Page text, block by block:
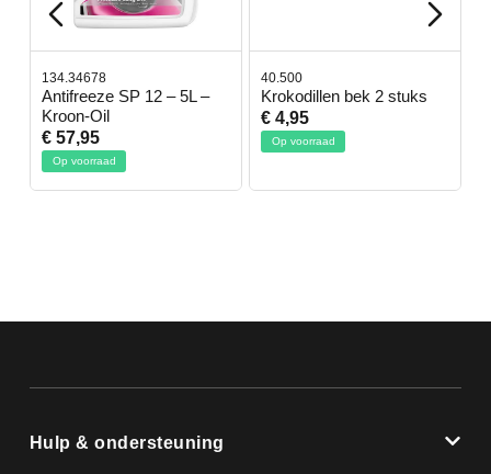
134.34678
Antifreeze SP 12 – 5L –
Kroon-Oil
€ 57,95
Op voorraad
40.500
Krokodillen bek 2 stuks
€ 4,95
Op voorraad
Hulp & ondersteuning